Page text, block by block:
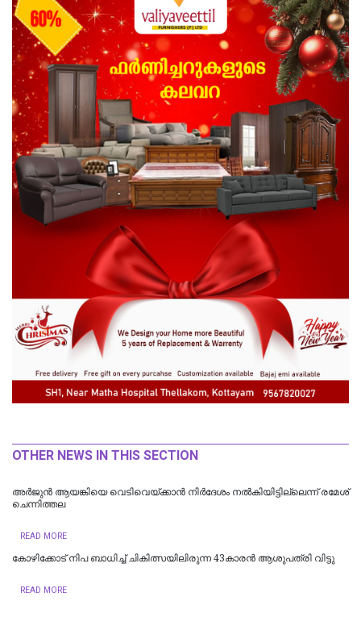
OTHER NEWS IN THIS SECTION
അർജുൻ ആയങ്കിയെ വെടിവെയ്ക്കാൻ നിർദേശം നൽകിയിട്ടില്ലെന്ന് രമേശ്
ചെന്നിത്തല
READ MORE
കോഴിക്കോട് നിപ ബാധിച്ച് ചികിത്സയിലിരുന്ന 43കാരന്‍ ആശുപത്രി വിട്ടു
READ MORE